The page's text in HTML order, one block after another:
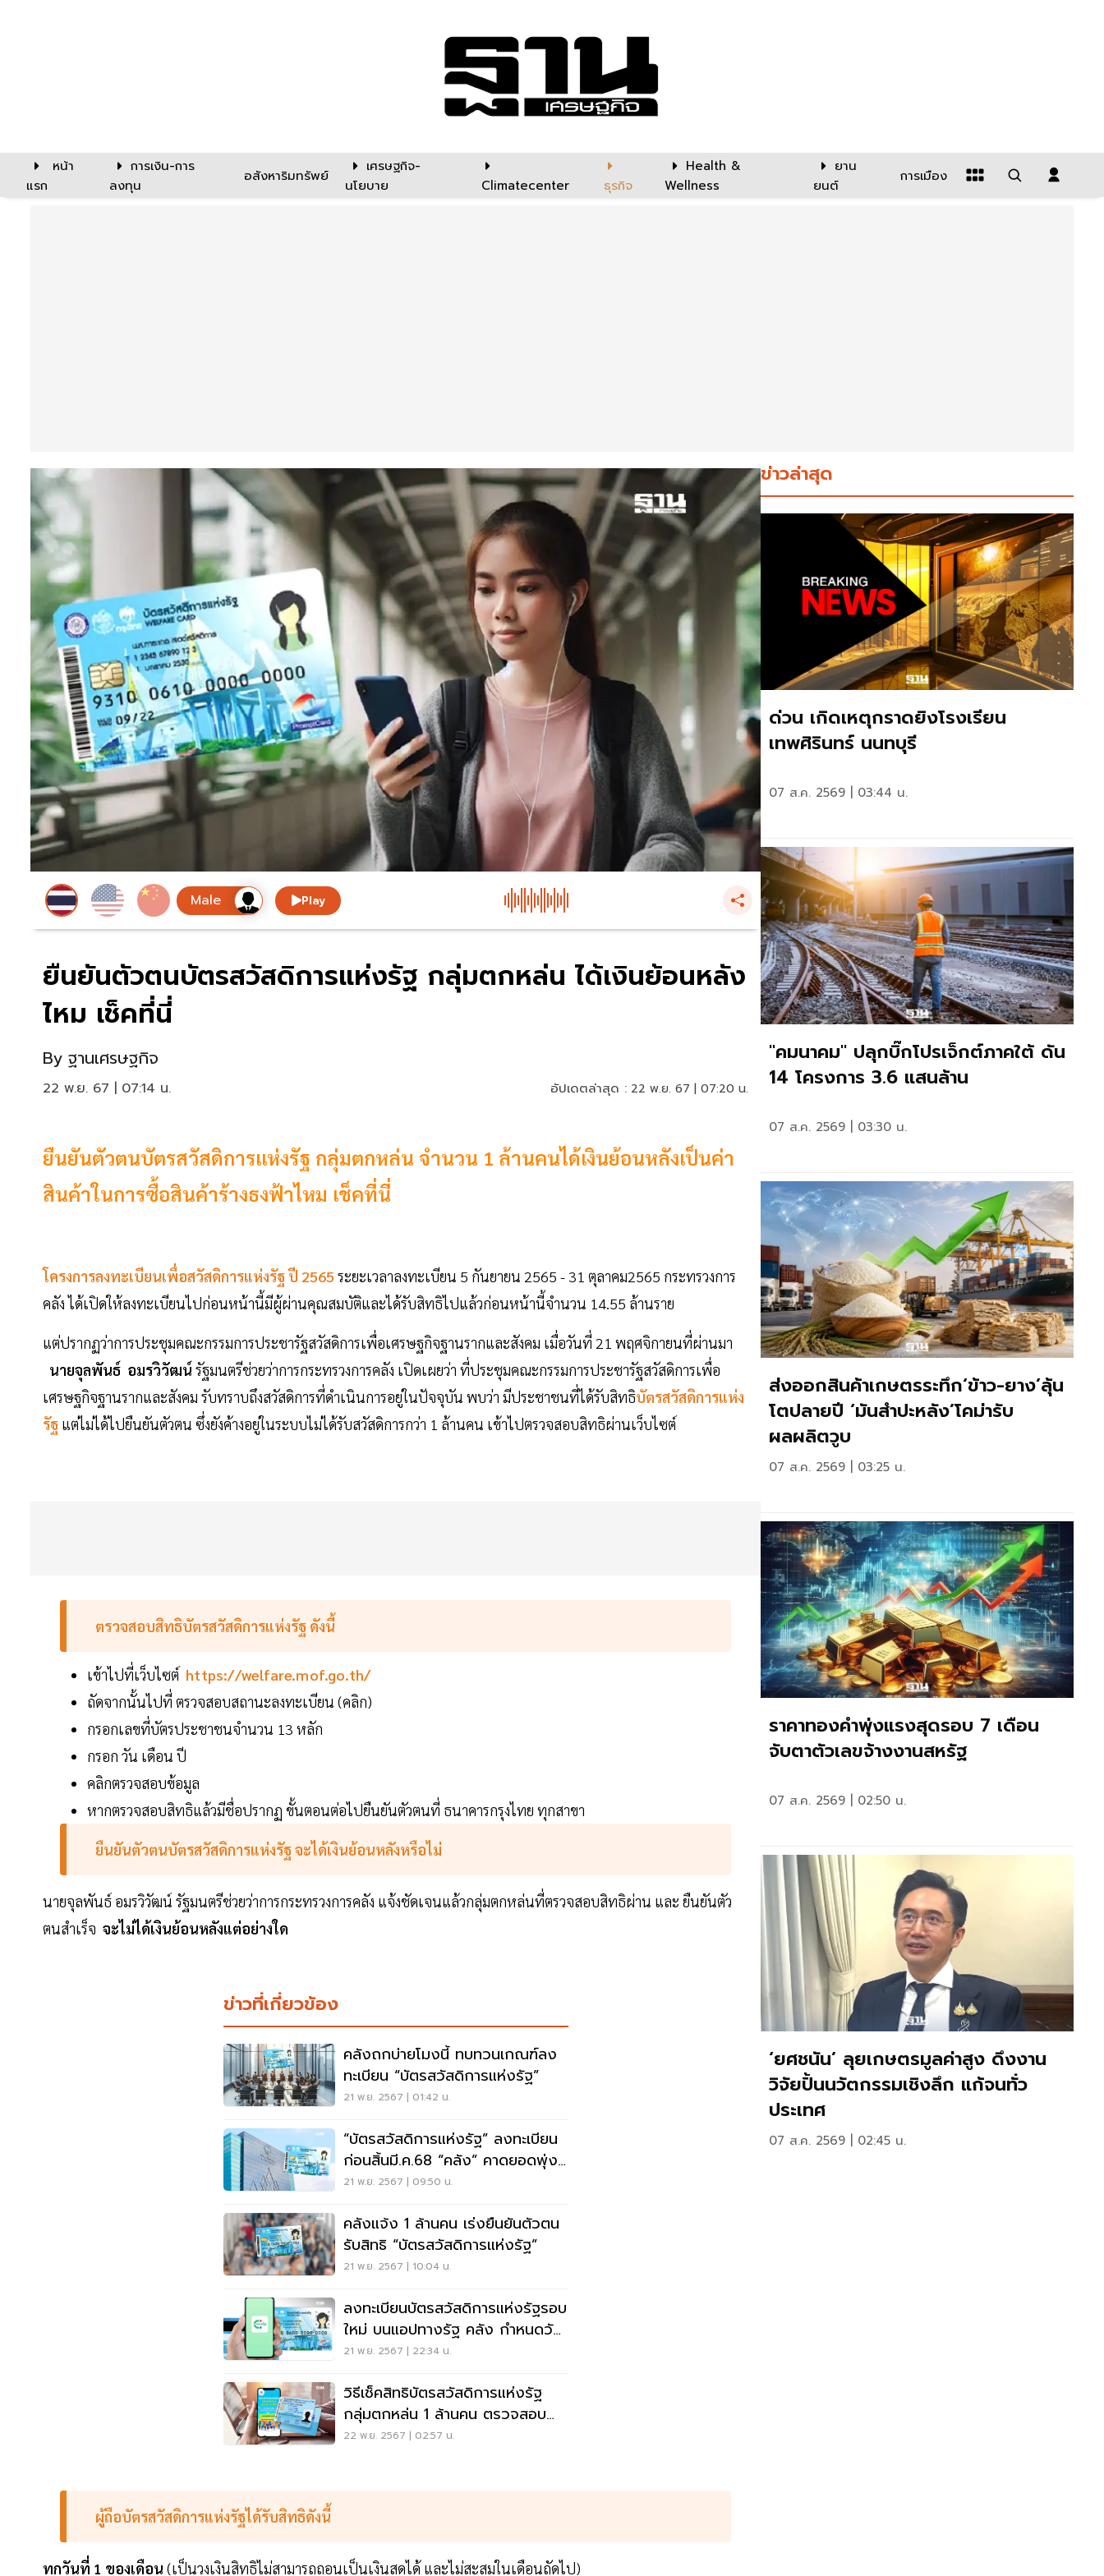
หน้า
แรก
การเงิน-การ
ลงทุน
อสังหาริมทรัพย์
เศรษฐกิจ-
นโยบาย
Climatecenter ธุรกิจ
Health &
Wellness
ยาน
ยนต์
การเมือง
Play
ยืนยันตัวตนบัตรสวัสดิการแห่งรัฐ กลุ่มตกหล่น ได้เงินย้อนหลัง
ไหม เช็คที่นี่
By ฐานเศรษฐกิจ
22 พ.ย. 67 | 07:14 น. อัปเดตล่าสุด : 22 พ.ย. 67 | 07:20 น.
ยืนยันตัวตนบัตรสวัสดิการแห่งรัฐ กลุ่มตกหล่น จำนวน 1 ล้านคนได้เงินย้อนหลังเป็นค่า
สินค้าในการซื้อสินค้าร้างธงฟ้าไหม เช็คที่นี่
โครงการลงทะเบียนเพื่อสวัสดิการแห่งรัฐ ปี 2565 ระยะเวลาลงทะเบียน 5 กันยายน 2565 - 31 ตุลาคม2565 กระทรวงการ
คลัง ได้เปิดให้ลงทะเบียนไปก่อนหน้านี้มีผู้ผ่านคุณสมบัติและได้รับสิทธิไปแล้วก่อนหน้านี้จำนวน 14.55 ล้านราย
แต่ปรากฏว่าการประชุมคณะกรรมการประชารัฐสวัสดิการเพื่อเศรษฐกิจฐานรากและสังคม เมื่อวันที่ 21 พฤศจิกายนที่ผ่านมา
นายจุลพันธ์ อมรวิวัฒน์ รัฐมนตรีช่วยว่าการกระทรวงการคลัง เปิดเผยว่า ที่ประชุมคณะกรรมการประชารัฐสวัสดิการเพื่อ
เศรษฐกิจฐานรากและสังคม รับทราบถึงสวัสดิการที่ดำเนินการอยู่ในปัจจุบัน พบว่า มีประชาชนที่ได้รับสิทธิบัตรสวัสดิการแห่ง
รัฐ แต่ไม่ได้ไปยืนยันตัวตน ซึ่งยังค้างอยู่ในระบบไม่ได้รับสวัสดิการกว่า 1 ล้านคน เข้าไปตรวจสอบสิทธิผ่านเว็บไซต์
ตรวจสอบสิทธิบัตรสวัสดิการแห่งรัฐ ดังนี้
เข้าไปที่เว็บไซต์ https://welfare.mof.go.th/
ถัดจากนั้นไปที่ ตรวจสอบสถานะลงทะเบียน (คลิก)
กรอกเลขที่บัตรประชาชนจำนวน 13 หลัก
กรอก วัน เดือน ปี
คลิกตรวจสอบข้อมูล
หากตรวจสอบสิทธิแล้วมีชื่อปรากฏ ขั้นตอนต่อไปยืนยันตัวตนที่ ธนาคารกรุงไทย ทุกสาขา
ยืนยันตัวตนบัตรสวัสดิการแห่งรัฐ จะได้เงินย้อนหลังหรือไม่
นายจุลพันธ์ อมรวิวัฒน์ รัฐมนตรีช่วยว่าการกระทรวงการคลัง แจ้งชัดเจนแล้วกลุ่มตกหล่นที่ตรวจสอบสิทธิผ่าน และ ยืนยันตัว
ตนสำเร็จ จะไม่ได้เงินย้อนหลังแต่อย่างใด
ข่าวที่เกี่ยวข้อง
คลังถกบ่ายโมงนี้ ทบทวนเกณฑ์ลง
ทะเบียน “บัตรสวัสดิการแห่งรัฐ”
21 พ.ย. 2567 | 01:42 น.
“บัตรสวัสดิการแห่งรัฐ” ลงทะเบียน
ก่อนสิ้นมี.ค.68 “คลัง” คาดยอดพุ่ง
25 ล้านคน
21 พ.ย. 2567 | 09:50 น.
คลังแจ้ง 1 ล้านคน เร่งยืนยันตัวตน
รับสิทธิ “บัตรสวัสดิการแห่งรัฐ”
21 พ.ย. 2567 | 10:04 น.
ลงทะเบียนบัตรสวัสดิการแห่งรัฐรอบ
ใหม่ บนแอปทางรัฐ คลัง กำหนดวัน
แล้ว
21 พ.ย. 2567 | 22:34 น.
วิธีเช็คสิทธิบัตรสวัสดิการแห่งรัฐ
กลุ่มตกหล่น 1 ล้านคน ตรวจสอบ
ด่วนที่นี่
22 พ.ย. 2567 | 02:57 น.
ผู้ถือบัตรสวัสดิการแห่งรัฐได้รับสิทธิดังนี้
ทุกวันที่ 1 ของเดือน (เป็นวงเงินสิทธิไม่สามารถถอนเป็นเงินสดได้ และไม่สะสมในเดือนถัดไป)
ข่าวล่าสุด
ด่วน เกิดเหตุกราดยิงโรงเรียน
เทพศิรินทร์ นนทบุรี
07 ส.ค. 2569 | 03:44 น.
"คมนาคม" ปลุกบิ๊กโปรเจ็กต์ภาคใต้ ดัน
14 โครงการ 3.6 แสนล้าน
07 ส.ค. 2569 | 03:30 น.
ส่งออกสินค้าเกษตรระทึก‘ข้าว-ยาง’ลุ้น
โตปลายปี ‘มันสำปะหลัง’โคม่ารับ
ผลผลิตวูบ
07 ส.ค. 2569 | 03:25 น.
ราคาทองคำพุ่งแรงสุดรอบ 7 เดือน
จับตาตัวเลขจ้างงานสหรัฐ
07 ส.ค. 2569 | 02:50 น.
‘ยศชนัน’ ลุยเกษตรมูลค่าสูง ดึงงาน
วิจัยปั้นนวัตกรรมเชิงลึก แก้จนทั่ว
ประเทศ
07 ส.ค. 2569 | 02:45 น.